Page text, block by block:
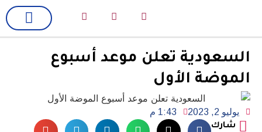
السعودية تعلن موعد أسبوع
الموضة الأول
يوليو 2, 2023 1:43 م
شارك